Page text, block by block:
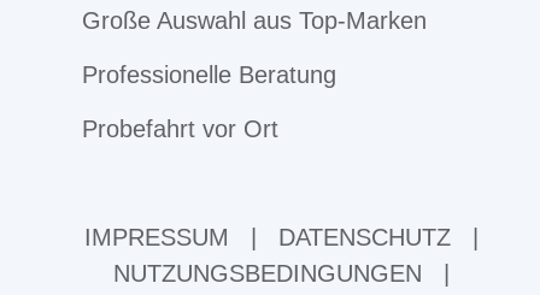
Große Auswahl aus Top-Marken
Professionelle Beratung
Probefahrt vor Ort
IMPRESSUM DATENSCHUTZ
NUTZUNGSBEDINGUNGEN